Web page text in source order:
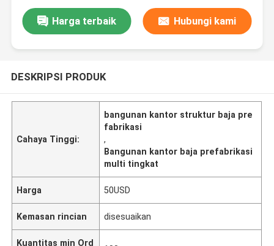
Harga terbaik Hubungi kami
DESKRIPSI PRODUK
Cahaya Tinggi:
bangunan kantor struktur baja pre
fabrikasi
,
Bangunan kantor baja prefabrikasi
multi tingkat
Harga 50USD
Kemasan rincian disesuaikan
Kuantitas min Ord